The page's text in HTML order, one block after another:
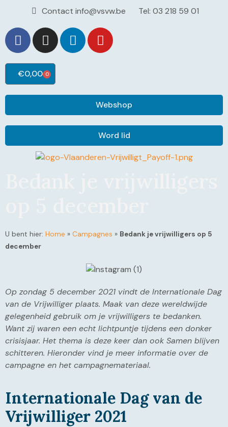
Contact info@vsvw.be Tel: 03 218 59 01
€0,00 0
Webshop
Word lid
U bent hier: Home » Campagnes » Bedank je vrijwilligers op 5
december
Op zondag 5 december 2021 vindt de Internationale Dag
van de Vrijwilliger plaats. Maak van deze wereldwijde
gelegenheid gebruik om je vrijwilligers te bedanken.
Want zij waren een echt lichtpuntje tijdens een donker
crisisjaar. Het thema is deze keer dan ook Samen blijven
schitteren. Hieronder vind je meer informatie over de
campagne en het campagnemateriaal.
Internationale Dag van de
Vrijwilliger 2021